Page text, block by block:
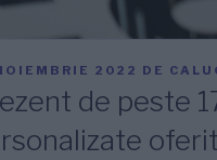
2022 DE
de peste